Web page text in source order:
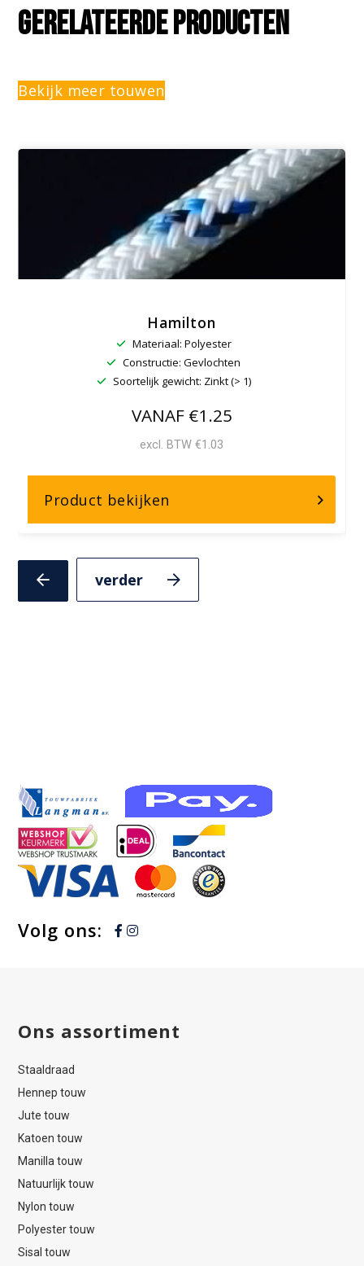
Gerelateerde producten
Bekijk meer touwen
Hamilton
Materiaal: Polyester
Constructie: Gevlochten
Soortelijk gewicht: Zinkt (> 1)
VANAF €1.25
excl. BTW €1.03
Product bekijken
Hamilton
Vorige
slide
Volgende
Volg ons:
Ons assortiment
Staaldraad
Hennep touw
Jute touw
Katoen touw
Manilla touw
Natuurlijk touw
Nylon touw
Polyester touw
Sisal touw